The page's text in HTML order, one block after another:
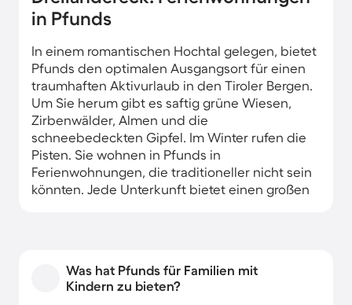
in Pfunds
In einem romantischen Hochtal gelegen, bietet
Pfunds den optimalen Ausgangsort für einen
traumhaften Aktivurlaub in den Tiroler Bergen.
Um Sie herum gibt es saftig grüne Wiesen,
Zirbenwälder, Almen und die
schneebedeckten Gipfel. Im Winter rufen die
Pisten. Sie wohnen in Pfunds in
Ferienwohnungen, die traditioneller nicht sein
könnten. Jede Unterkunft bietet einen großen
gestaltet und erzeugt Wärme und Ruhe.
Was hat Pfunds für Familien mit
Kindern zu bieten?